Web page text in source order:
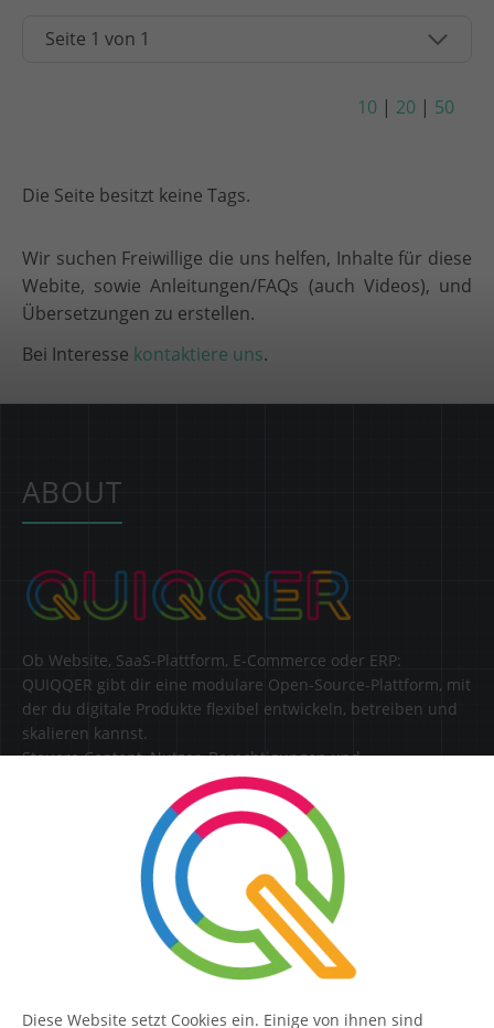
10 | 20 | 50
Die Seite besitzt keine Tags.
Wir suchen Freiwillige die uns helfen, Inhalte für diese
Webite, sowie Anleitungen/FAQs (auch Videos), und
Übersetzungen zu erstellen.
Bei Interesse kontaktiere uns.
ABOUT
Ob Website, SaaS-Plattform, E-Commerce oder ERP:
QUIQQER gibt dir eine modulare Open-Source-Plattform, mit
der du digitale Produkte flexibel entwickeln, betreiben und
skalieren kannst.
Steuere Content, Nutzer, Berechtigungen und
Erweiterungen zentral in einer Lösung.
Diese Website setzt Cookies ein. Einige von ihnen sind